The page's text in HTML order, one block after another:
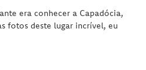
era conhecer a Capadócia,
fotos deste lugar incrível, eu